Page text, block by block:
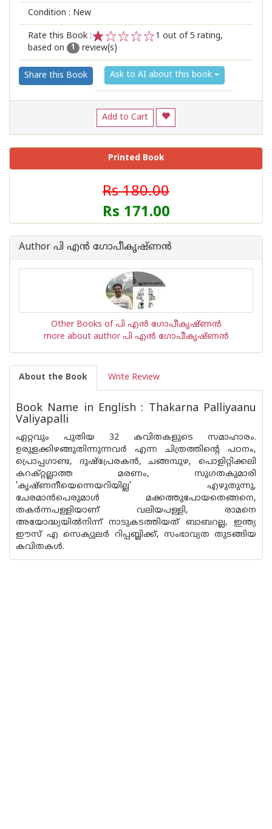
Condition : New
Rate this Book :
2
1
1 out of 5 rating,
based on
1 review(s)
Share this Book Ask to AI about this book
Add to Cart
Printed Book
Rs 180.00
Rs 171.00
Author പി എന്‍ ഗോപീകൃഷ്ണന്‍
Other Books of പി എന്‍ ഗോപീകൃഷ്ണന്‍
more about author പി എന്‍ ഗോപീകൃഷ്ണന്‍
About the Book Write Review
Book Name in English : Thakarna Palliyaanu
Valiyapalli
ഏറ്റവും പുതിയ 32 കവിതകളുടെ സമാഹാരം.
ഉരുളക്കിഴങ്ങുതിന്നുന്നവർ എന്ന ചിത്രത്തിന്റെ പഠനം,
പ്രൊപ്പഗാണ്ട, ദുഷ്പ്രേരകൻ, ചങ്ങമ്പുഴ, പൊളിറ്റിക്കലി
കറക്റ്റല്ലാത്ത മരണം, സുഗതകുമാരി
’കൃഷ്ണനീയെന്നെയറിയില്ല’ എഴുതുന്നു,
ചേരമാൻപെരുമാൾ മക്കത്തുപോയതെങ്ങനെ,
തകർന്നപള്ളിയാണ് വലിയപള്ളി, രാമനെ
അയോദ്ധ്യയിൽനിന്ന് നാടുകടത്തിയത് ബാബറല്ല, ഇന്ത്യ
ഈസ് എ സെക്യുലർ റിപ്പബ്ലിക്ക്, സംഭാവ്യത തുടങ്ങിയ
കവിതകൾ.